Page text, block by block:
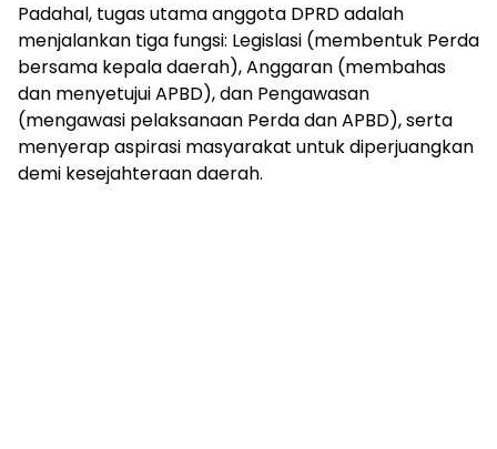
Padahal, tugas utama anggota DPRD adalah
menjalankan tiga fungsi: Legislasi (membentuk Perda
bersama kepala daerah), Anggaran (membahas
dan menyetujui APBD), dan Pengawasan
(mengawasi pelaksanaan Perda dan APBD), serta
menyerap aspirasi masyarakat untuk diperjuangkan
demi kesejahteraan daerah.